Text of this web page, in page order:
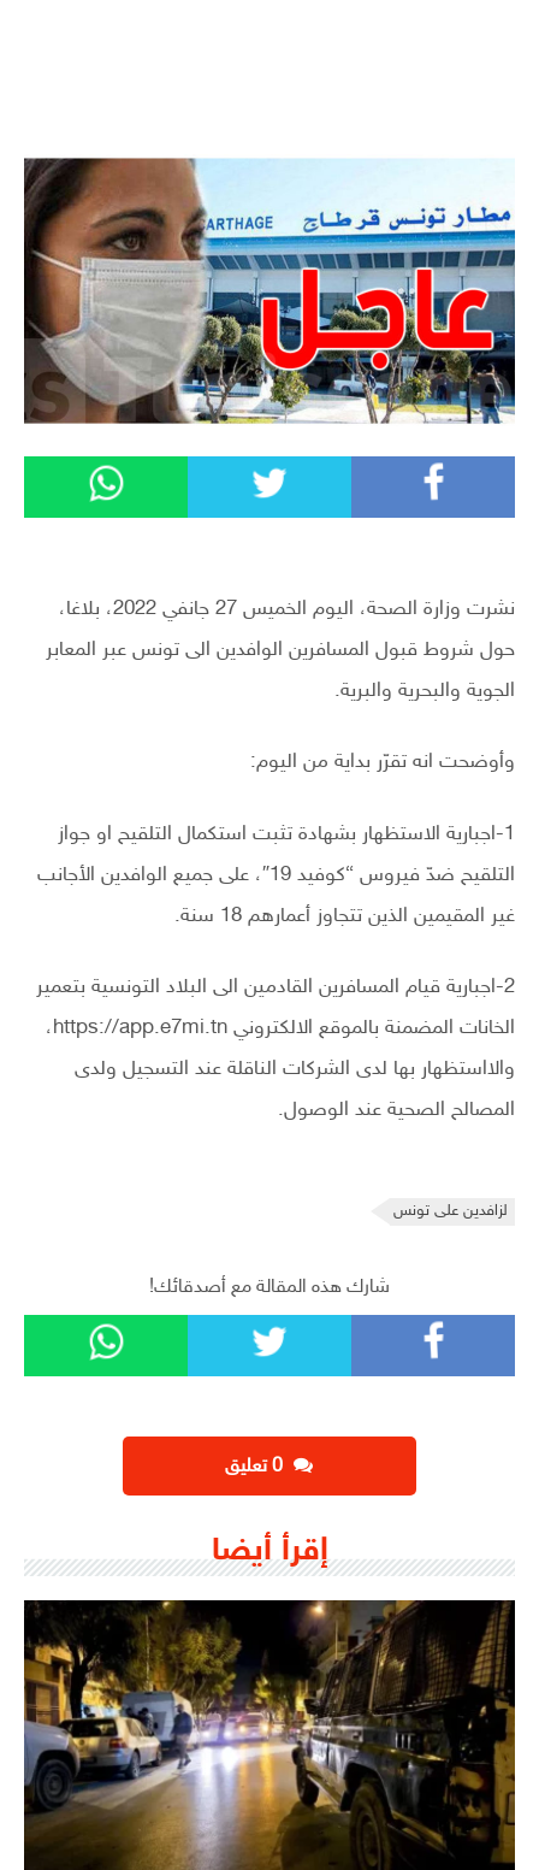
نشرت وزارة الصحة، اليوم الخميس 27 جانفي 2022، بلاغا،
حول شروط قبول المسافرين الوافدين الى تونس عبر المعابر
الجوية والبحرية والبرية.
وأوضحت انه تقرّر بداية من اليوم:
1-اجبارية الاستظهار بشهادة تثبت استكمال التلقيح او جواز
التلقيح ضدّ فيروس “كوفيد 19″، على جميع الوافدين الأجانب
غير المقيمين الذين تتجاوز أعمارهم 18 سنة.
2-اجبارية قيام المسافرين القادمين الى البلاد التونسية بتعمير
الخانات المضمنة بالموقع الالكتروني https://app.e7mi.tn،
والااستظهار بها لدى الشركات الناقلة عند التسجيل ولدى
المصالح الصحية عند الوصول.
لزافدين على تونس
شارك هذه المقالة مع أصدقائك!
إقرأ أيضا